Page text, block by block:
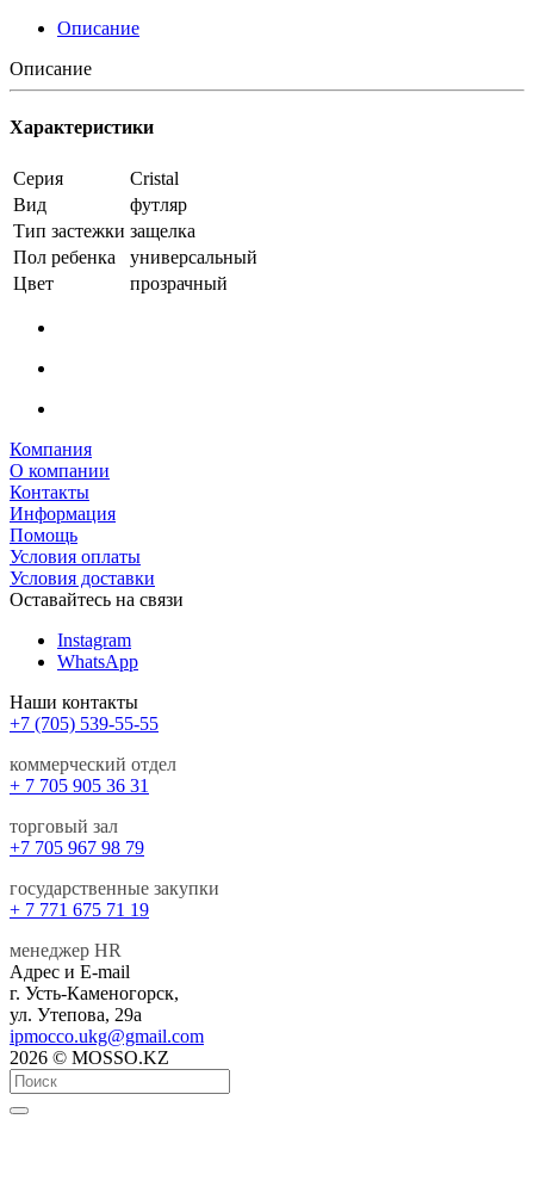
Описание
Описание
Характеристики
Серия
Cristal
Вид
футляр
Тип застежки защелка
Пол ребенка
универсальный
Цвет
прозрачный
Компания
О компании
Контакты
Информация
Помощь
Условия оплаты
Условия доставки
Оставайтесь на связи
Instagram
WhatsApp
Наши контакты
+7 (705) 539-55-55
коммерческий отдел
+ 7 705 905 36 31
торговый зал
+7 705 967 98 79
государственные закупки
+ 7 771 675 71 19
менеджер HR
Адрес и E-mail
г. Усть-Каменогорск,
ул. Утепова, 29а
ipmocco.ukg@gmail.com
2026 © MOSSO.KZ